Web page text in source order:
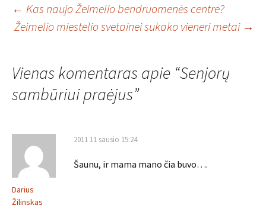
Įrašo
← Kas naujo Žeimelio bendruomenės centre?
Žeimelio miestelio svetainei sukako vieneri metai →
Vienas komentaras apie “Senjorų
sambūriui praėjus”
Darius
Žilinskas
2011 11 sausio 15:24
Šaunu, ir mama mano čia buvo….